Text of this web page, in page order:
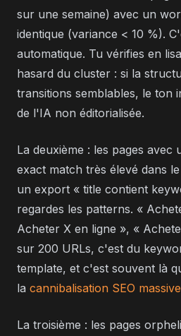
sur une semaine) avec un
identique (variance < 10 %).
automatique. Tu vérifies en
hasard du cluster : si la
transitions semblables, le ton
de l'IA non éditorialisée.
La deuxième : les pages avec
exact match très élevé dans
un export « title contient
regardes les patterns. «
Acheter X en ligne », «
sur 200 URLs, c'est du
template, et c'est souvent là
la cannibalisation SEO massive
La troisième : les pages